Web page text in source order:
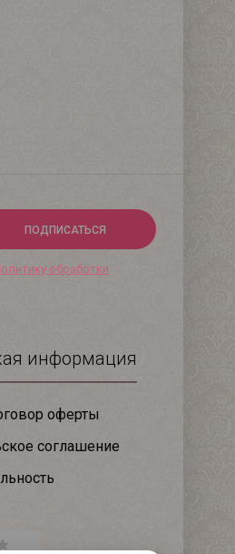
ПОДПИСАТЬСЯ
обработки
информация
оферты
соглашение